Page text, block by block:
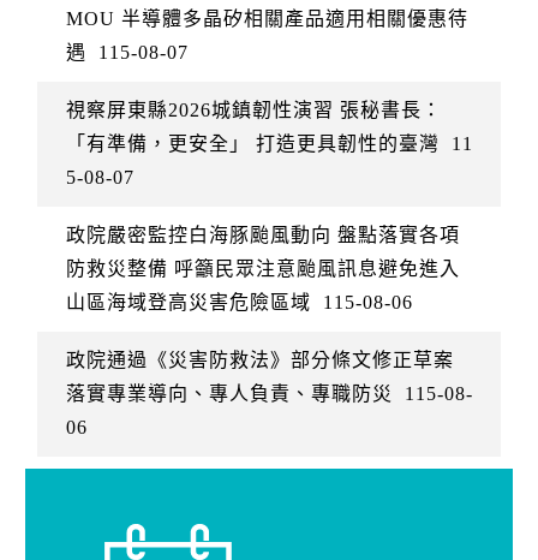
MOU 半導體多晶矽相關產品適用相關優惠待
遇
115-08-07
視察屏東縣2026城鎮韌性演習 張秘書長：
「有準備，更安全」 打造更具韌性的臺灣
11
5-08-07
政院嚴密監控白海豚颱風動向 盤點落實各項
防救災整備 呼籲民眾注意颱風訊息避免進入
山區海域登高災害危險區域
115-08-06
政院通過《災害防救法》部分條文修正草案
落實專業導向、專人負責、專職防災
115-08-
06